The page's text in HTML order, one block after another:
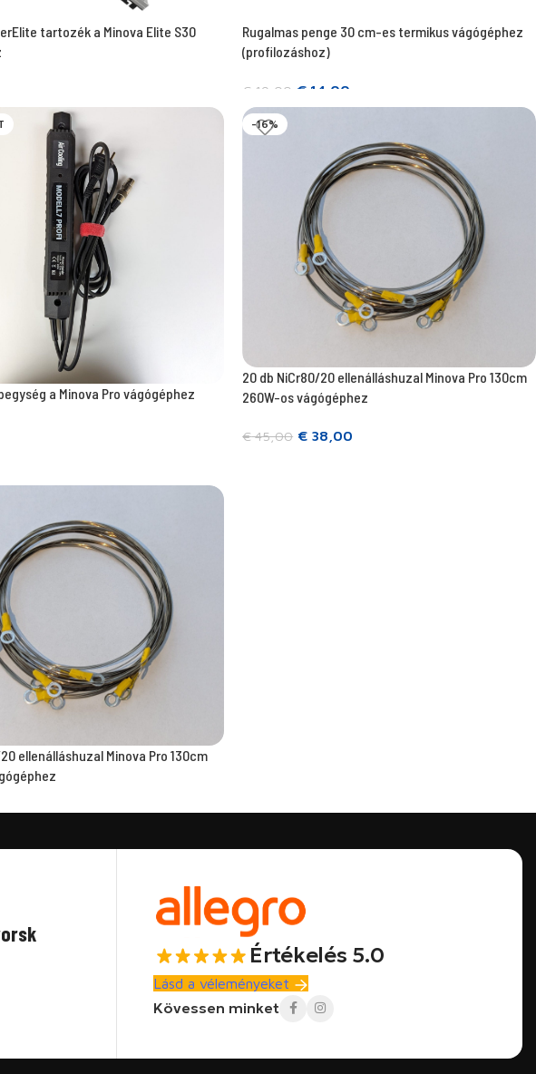
tartozék a Minova Elite S30
Rugalmas penge 30 cm-es termikus vágógéphez
(profilozáshoz)
€ 19,00 € 14,00
Kosárba teszem
a Minova Pro vágógéphez
-16%
20 db NiCr80/20 ellenálláshuzal Minova Pro 130cm
260W-os vágógéphez
€45,00 € 38,00
ellenálláshuzal Minova Pro 130cm
Értékelés 5.0
Lásd a véleményeket
Kövessen minket